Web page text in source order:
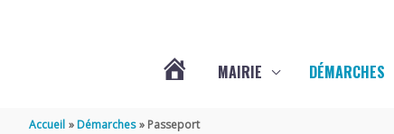
MAIRIE DÉMARCHES
Accueil Démarches Passeport